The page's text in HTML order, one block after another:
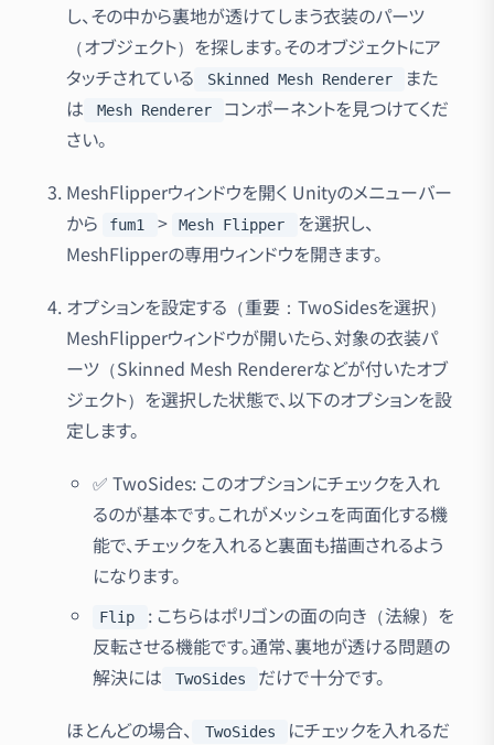
し、その中から裏地が透けてしまう衣装のパーツ
（オブジェクト）を探します。そのオブジェクトにア
タッチされている
Skinned Mesh Renderer
また
は
Mesh Renderer
コンポーネントを見つけてくだ
さい。
MeshFlipperウィンドウを開く Unityのメニューバー
から
fum1 > Mesh Flipper
を選択し、
MeshFlipperの専用ウィンドウを開きます。
オプションを設定する（重要：TwoSidesを選択）
MeshFlipperウィンドウが開いたら、対象の衣装パ
ーツ（Skinned Mesh Rendererなどが付いたオブ
ジェクト）を選択した状態で、以下のオプションを設
定します。
✅ TwoSides: このオプションにチェックを入れ
るのが基本です。これがメッシュを両面化する機
能で、チェックを入れると裏面も描画されるよう
になります。
Flip
: こちらはポリゴンの面の向き（法線）を
反転させる機能です。通常、裏地が透ける問題の
解決には
TwoSides
だけで十分です。
ほとんどの場合、
TwoSides
にチェックを入れるだ